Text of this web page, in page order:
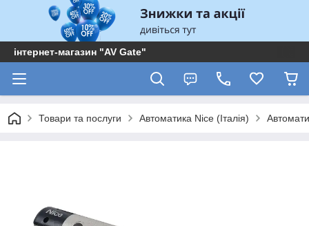
інтернет-магазин "AV Gate"
Товари та послуги Автоматика Nice (Італія)